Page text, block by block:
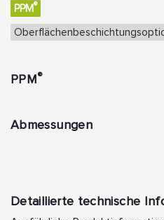
PPM®
PPM®
Abmessungen
Detaillierte technische